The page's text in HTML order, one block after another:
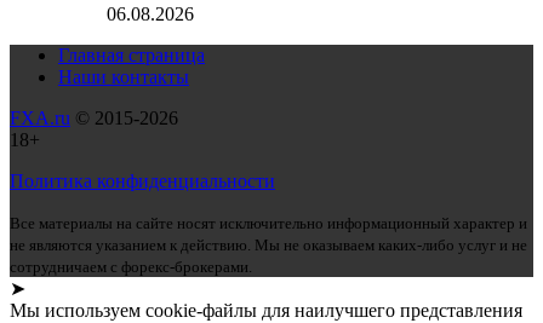
06.08.2026
Главная страница
Наши контакты
FXA.ru © 2015-2026
18+
Политика конфиденциальности
Все материалы на сайте носят исключительно информационный характер и
не являются указанием к действию. Мы не оказываем каких-либо услуг и не
сотрудничаем с форекс-брокерами.
➤
Мы используем cookie-файлы для наилучшего представления